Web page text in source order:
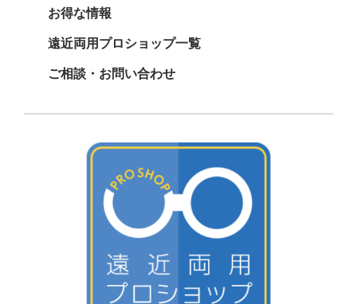
お得な情報
遠近両用プロショップ一覧
ご相談・お問い合わせ